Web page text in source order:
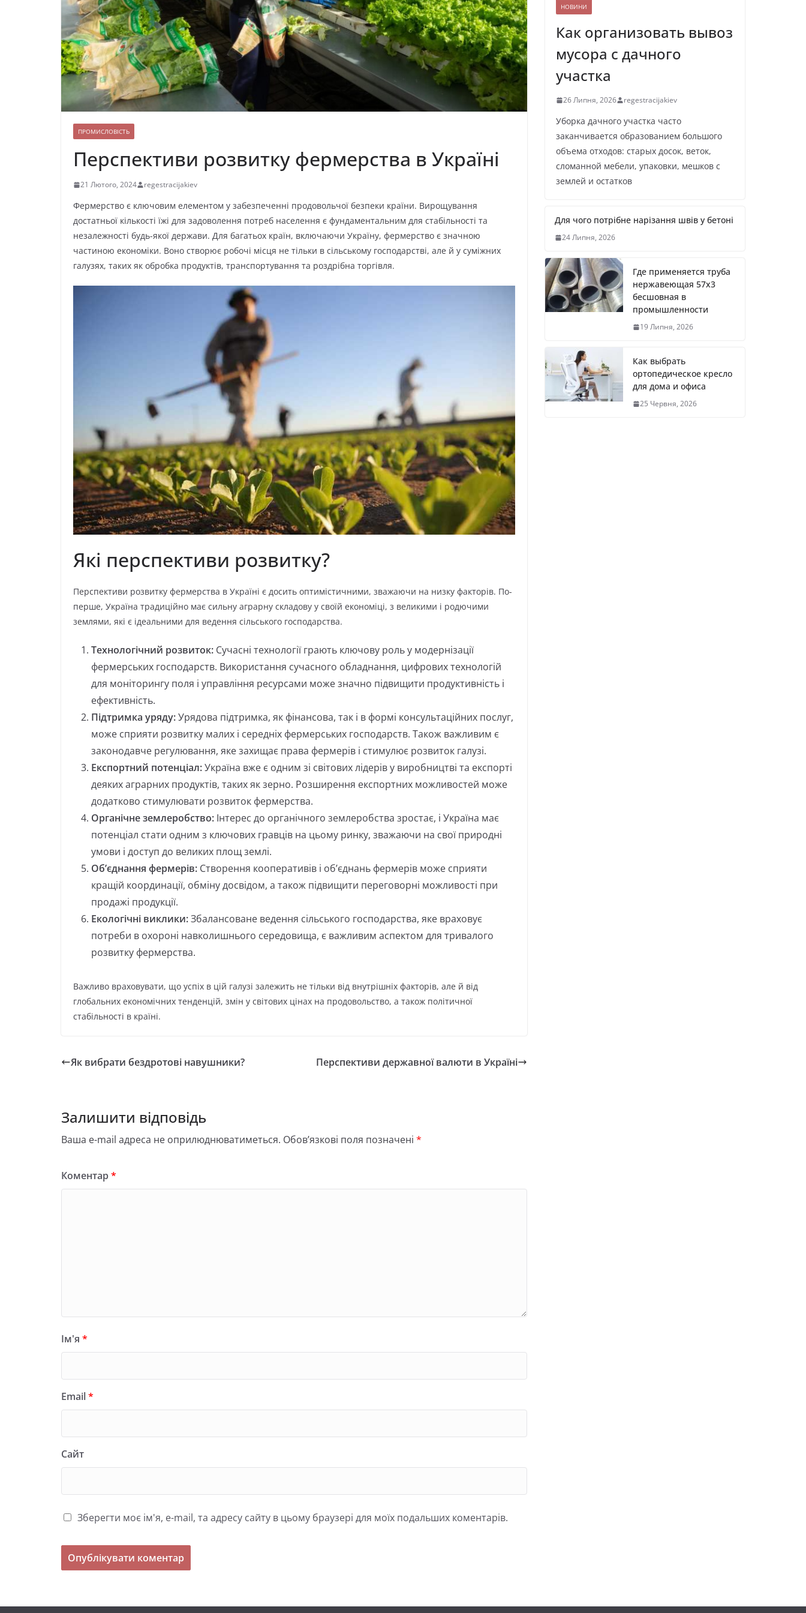
ПРОМИСЛОВІСТЬ
Перспективи розвитку фермерства в Україні
21 Лютого, 2024 regestracijakiev
Фермерство є ключовим елементом у забезпеченні продовольчої безпеки країни. Вирощування
достатньої кількості їжі для задоволення потреб населення є фундаментальним для стабільності та
незалежності будь-якої держави. Для багатьох країн, включаючи Україну, фермерство є значною
частиною економіки. Воно створює робочі місця не тільки в сільському господарстві, але й у суміжних
галузях, таких як обробка продуктів, транспортування та роздрібна торгівля.
Які перспективи розвитку?
Перспективи розвитку фермерства в Україні є досить оптимістичними, зважаючи на низку факторів. По-
перше, Україна традиційно має сильну аграрну складову у своїй економіці, з великими і родючими
землями, які є ідеальними для ведення сільського господарства.
Технологічний розвиток: Сучасні технології грають ключову роль у модернізації
фермерських господарств. Використання сучасного обладнання, цифрових технологій
для моніторингу поля і управління ресурсами може значно підвищити продуктивність і
ефективність.
Підтримка уряду:Урядова підтримка, як фінансова, так і в формі консультаційних послуг,
може сприяти розвитку малих і середніх фермерських господарств. Також важливим є
законодавче регулювання, яке захищає права фермерів і стимулює розвиток галузі.
Експортний потенціал:Україна вже є одним зі світових лідерів у виробництві та експорті
деяких аграрних продуктів, таких як зерно. Розширення експортних можливостей може
додатково стимулювати розвиток фермерства.
Органічне землеробство: Інтерес до органічного землеробства зростає, і Україна має
потенціал стати одним з ключових гравців на цьому ринку, зважаючи на свої природні
умови і доступ до великих площ землі.
Об’єднання фермерів: Створення кооперативів і об’єднань фермерів може сприяти
кращій координації, обміну досвідом, а також підвищити переговорні можливості при
продажі продукції.
Екологічні виклики:Збалансоване ведення сільського господарства, яке враховує
потреби в охороні навколишнього середовища, є важливим аспектом для тривалого
розвитку фермерства.
Важливо враховувати, що успіх в цій галузі залежить не тільки від внутрішніх факторів, але й від
глобальних економічних тенденцій, змін у світових цінах на продовольство, а також політичної
стабільності в країні.
Як вибрати бездротові навушники? Перспективи державної валюти в Україні
Залишити відповідь
Ваша e-mail адреса не оприлюднюватиметься. Обов’язкові поля позначені *
Коментар*
Ім'я *
Email*
Сайт
Зберегти моє ім'я, e-mail, та адресу сайту в цьому браузері для моїх подальших коментарів.
НОВИНИ
Как организовать вывоз
мусора с дачного
участка
26 Липня, 2026 regestracijakiev
Уборка дачного участка часто
заканчивается образованием большого
объема отходов: старых досок, веток,
сломанной мебели, упаковки, мешков с
землей и остатков
Для чого потрібне нарізання швів у бетоні
24 Липня, 2026
Где применяется труба
нержавеющая 57х3
бесшовная в
промышленности
19 Липня, 2026
Как выбрать
ортопедическое кресло
для дома и офиса
25 Червня, 2026